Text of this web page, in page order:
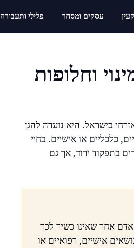
עסקים ומסחר פלילי ותעבורה
וחלופות
בישראל. היא נועדה להגן
כלכליים או אישיים. בחיי
בתפקוד ירוד, אך גם
אחר שאינו כשיר לכך
אישיים, רפואיים או